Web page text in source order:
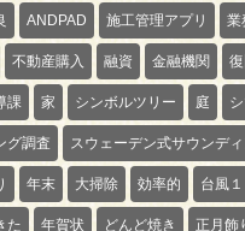
ANDPAD 施工管理アプリ 業
不動産購入 融資 金融機関
課 家 シンボルツリー 庭
グ調査 スウェーデン式サウンデ
年末 大掃除 効率的 台風
た 年賀状 どんど焼き 正月飾